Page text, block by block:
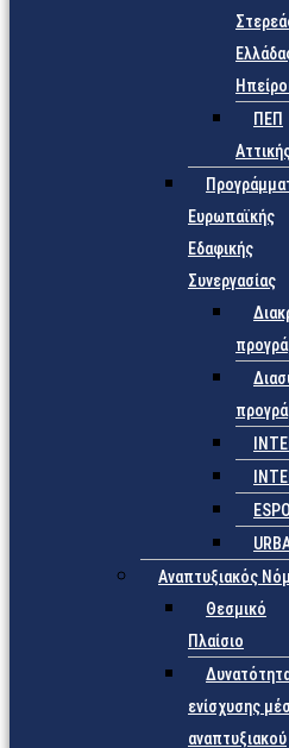
ΠΕΠ
Ευρωπαϊκής
Εδαφικής
Συνεργασίας
Αναπτυξιακός
Θεσμικό
Πλαίσιο
ενίσχυσης
αναπτυξιακού